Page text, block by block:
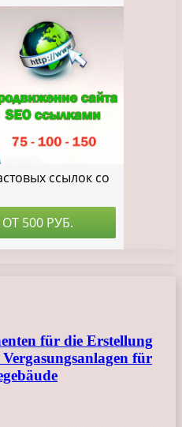
für die Erstellung
für